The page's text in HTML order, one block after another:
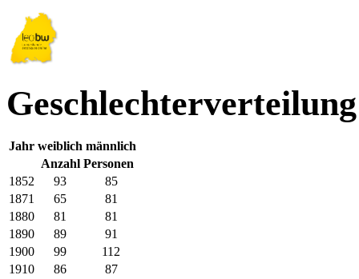
Jahr weiblich männlich
Anzahl Personen
1852
93
85
1871
65
81
1880
81
81
1890
89
91
1900
99
112
1910
86
87